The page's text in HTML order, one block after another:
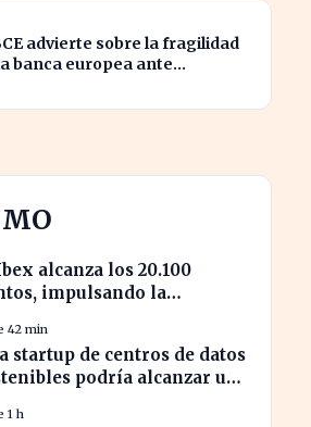
advierte sobre la fragilidad
banca europea ante
alcanza los 20.100
impulsando la
42 min
startup de centros de datos
podría alcanzar una
1 h